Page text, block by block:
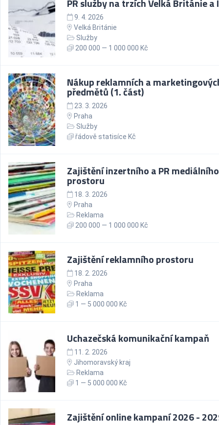
PR služby na trzích Velká Británie a
9. 4. 2026
Velká Británie
Služby
200 000 — 1 000 000 Kč
Nákup reklamních a
předmětů (1. část)
23. 3. 2026
Praha
Služby
řádově statisíce Kč
Zajištění inzertního a PR mediálního
prostoru
18. 3. 2026
Praha
Reklama
200 000 — 1 000 000 Kč
Zajištění reklamního prostoru
18. 2. 2026
Praha
Reklama
1 — 5 000 000 Kč
Uchazečská komunikační kampaň
11. 2. 2026
Jihomoravský kraj
Reklama
1 — 5 000 000 Kč
Zajištění online kampaní 2026 -